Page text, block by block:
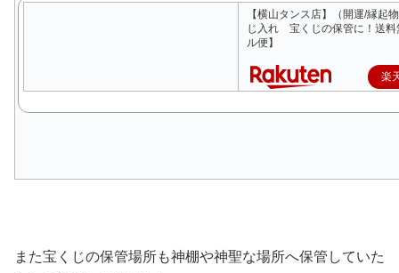
【横山タンス店】（開運/縁起
じ入れ 宝くじの保管に！送料
ル便】
楽
また宝くじの保管場所も神棚や神聖な場所へ保管していた